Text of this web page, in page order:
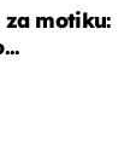
za motiku: